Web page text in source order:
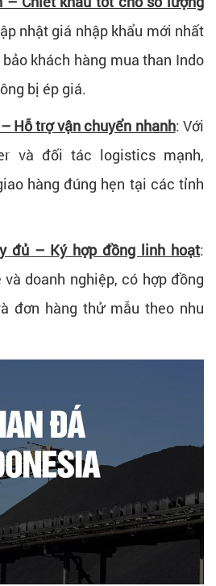
nhật giá nhập khẩu mới nhất
khách hàng mua than Indo
bị ép giá.
Hỗ trợ vận chuyển nhanh: Với
và đối tác logistics mạnh,
hàng đúng hẹn tại các tỉnh
đủ – Ký hợp đồng linh hoạt:
doanh nghiệp, có hợp đồng
đơn hàng thử mẫu theo nhu